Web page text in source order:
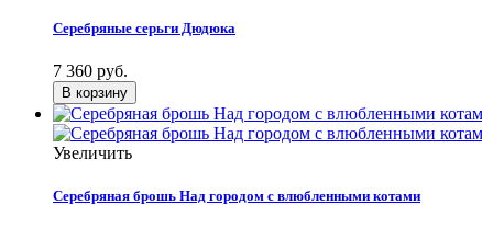
Серебряные серьги Дюдюка
7 360 руб.
Увеличить
Серебряная брошь Над городом с влюбленными котами